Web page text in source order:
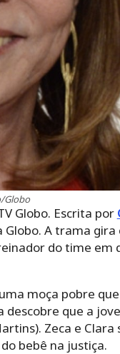
Globo
Globo. Escrita por
A trama
do time em
moça pobre
que a
Zeca e
bebê na justiça.